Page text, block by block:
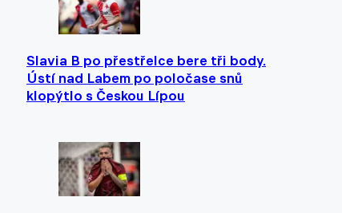
Slavia B po přestřelce bere tři body.
Ústí nad Labem po poločase snů
klopýtlo s Českou Lípou